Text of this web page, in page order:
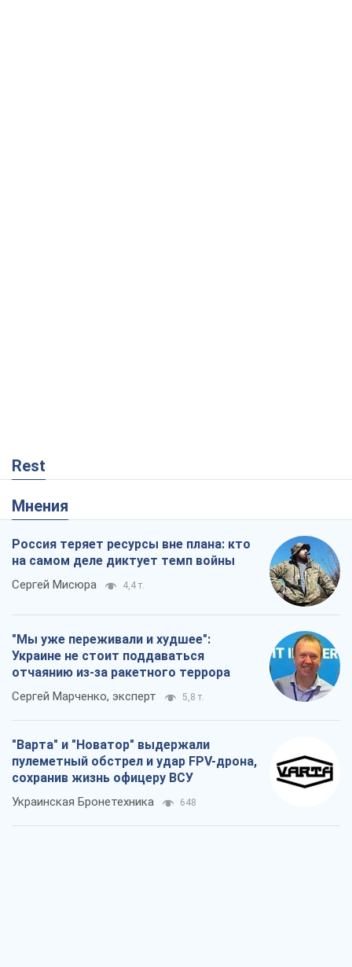
Rest
Мнения
Россия теряет ресурсы вне плана: кто
на самом деле диктует темп войны
Сергей Мисюра 4,4 т.
"Мы уже переживали и худшее":
Украине не стоит поддаваться
отчаянию из-за ракетного террора
Сергей Марченко, эксперт 5,8 т.
"Варта" и "Новатор" выдержали
пулеметный обстрел и удар FPV-дрона,
сохранив жизнь офицеру ВСУ
Украинская Бронетехника 648